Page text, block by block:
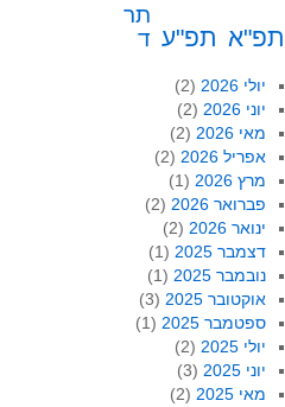
תפ"א תפ"ע
תר
ד
יולי 2026
(2)
יוני 2026
(2)
מאי 2026
(2)
אפריל 2026
(2)
מרץ 2026
(1)
פברואר 2026
(2)
ינואר 2026
(2)
דצמבר 2025
(1)
נובמבר 2025
(1)
אוקטובר 2025
(3)
ספטמבר 2025
(1)
יולי 2025
(2)
יוני 2025
(3)
מאי 2025
(2)